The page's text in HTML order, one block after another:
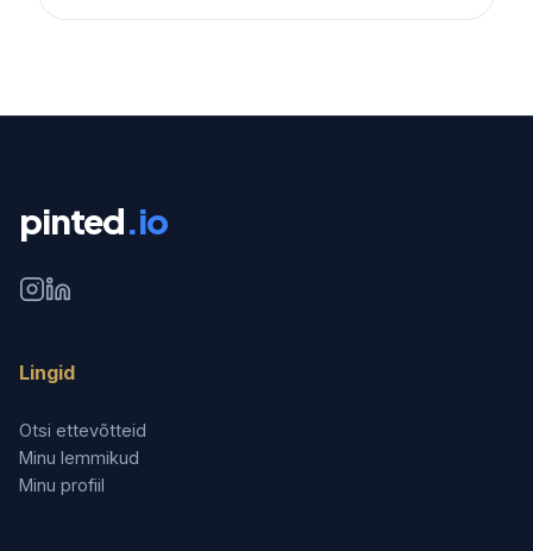
pinted.io
Lingid
Otsi ettevõtteid
Minu lemmikud
Minu profiil